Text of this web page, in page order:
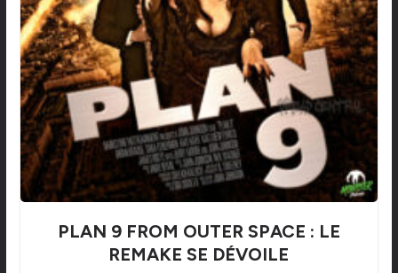
PLAN 9 FROM OUTER SPACE : LE
REMAKE SE DÉVOILE